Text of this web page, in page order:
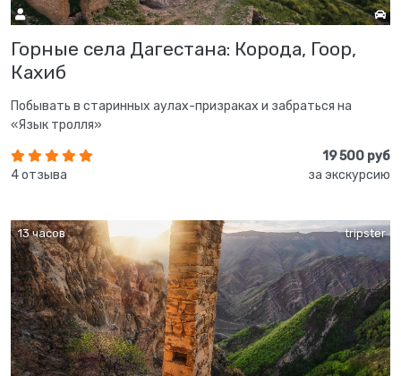
Горные села Дагестана: Корода, Гоор,
Кахиб
Побывать в старинных аулах-призраках и забраться на
«Язык тролля»
4 отзыва
19 500 руб
за экскурсию
tripster
13 часов